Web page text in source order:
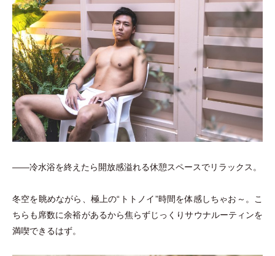
――冷水浴を終えたら開放感溢れる休憩スペースでリラックス。
冬空を眺めながら、極上の“トトノイ”時間を体感しちゃお～。こ
ちらも席数に余裕があるから焦らずじっくりサウナルーティンを
満喫できるはず。